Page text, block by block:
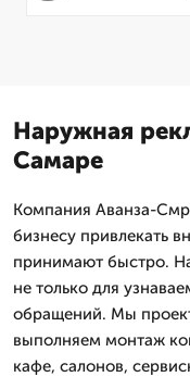
Наружная
Самаре
Компания Аванза-Смр
бизнесу привлекать
принимают быстро.
не только для
обращений. Мы
выполняем монтаж
кафе, салонов,